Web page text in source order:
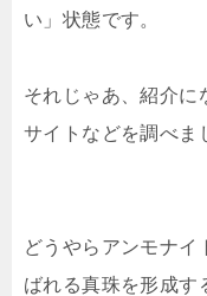
い」状態です。
それじゃあ、紹介に
サイトなどを調べま
どうやらアンモナイ
ばれる真珠を形成す